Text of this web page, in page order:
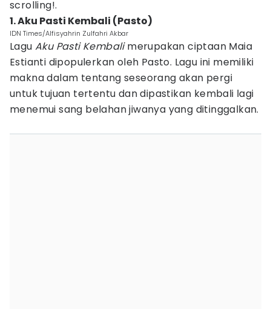
scrolling!.
1. Aku Pasti Kembali (Pasto)
IDN Times/Alfisyahrin Zulfahri Akbar
Lagu Aku Pasti Kembalimerupakan ciptaan Maia
Estianti dipopulerkan oleh Pasto. Lagu ini memiliki
makna dalam tentang seseorang akan pergi
untuk tujuan tertentu dan dipastikan kembali lagi
menemui sang belahan jiwanya yang ditinggalkan.